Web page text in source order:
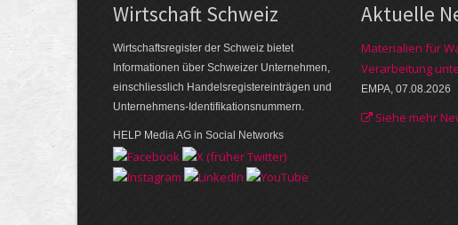
Wirtschaft Schweiz
Wirtschaftsregister der Schweiz bietet
Informationen über Schweizer Unternehmen,
einschliesslich Handelsregistereinträgen und
Unternehmens-Identifikationsnummern.
HELP Media AG in Social Networks
Aktuelle
Materialien für
Verarbeitung
EMPA, 07.08.2026
Siehe mehr